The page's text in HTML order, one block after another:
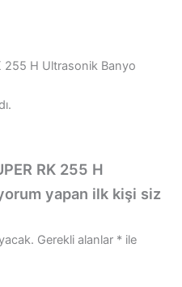
255 H Ultrasonik Banyo
RK 255 H
yapan ilk kişi siz
Gerekli alanlar * ile